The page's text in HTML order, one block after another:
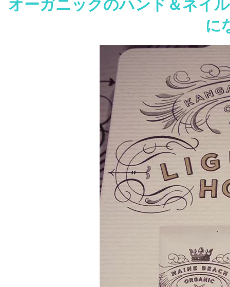
オーガニックのハンド＆ネイ
に